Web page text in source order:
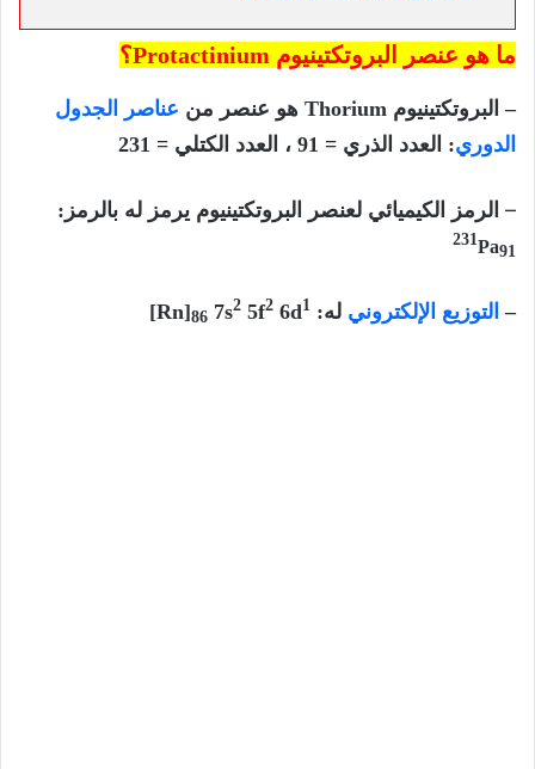
ما هو عنصر البروتكتينيوم Protactinium؟
– البروتكتينيوم Thorium هو عنصر من عناصر الجدول
الدوري: العدد الذري = 91 ، العدد الكتلي = 231
– الرمز الكيميائي لعنصر البروتكتينيوم يرمز له بالرمز:
231 Pa91
– التوزيع الإلكتروني له: Rn] 86 7s2 5f2 6d1
]